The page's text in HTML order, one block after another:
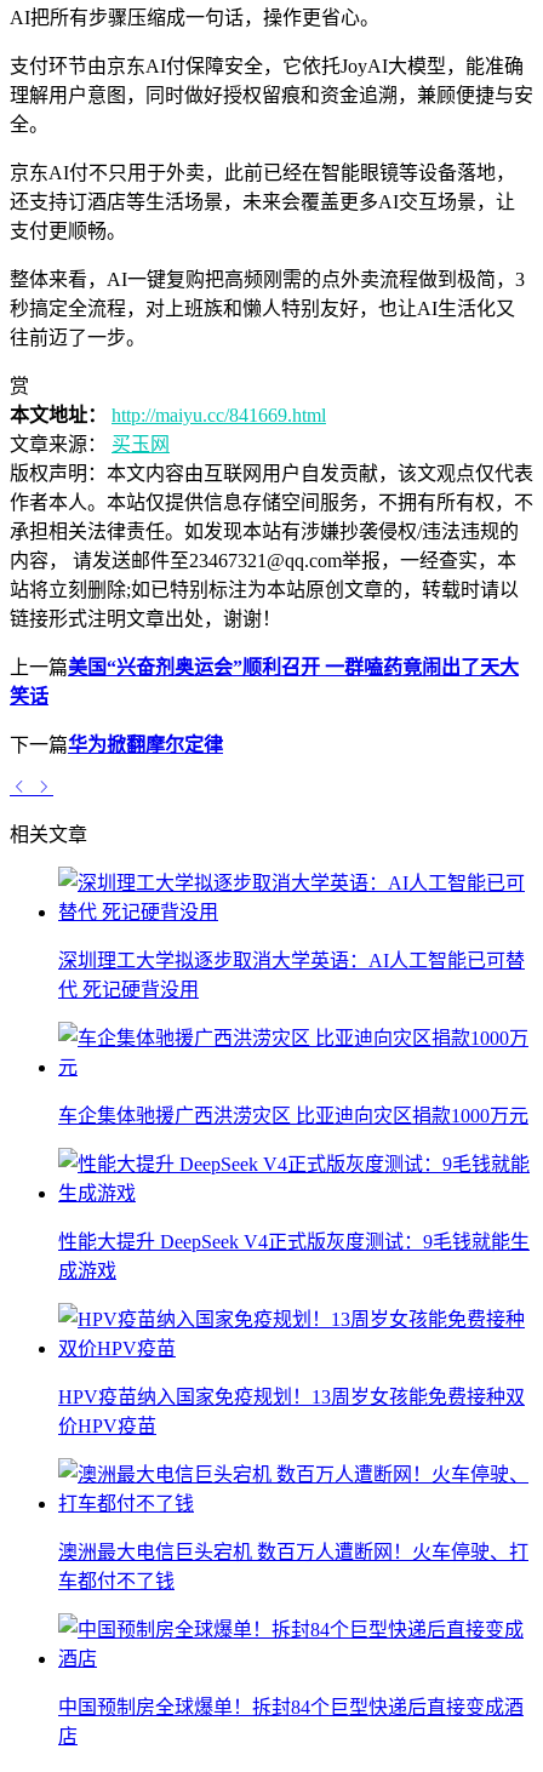
AI把所有步骤压缩成一句话，操作更省心。
支付环节由京东AI付保障安全，它依托JoyAI大模型，能准确
理解用户意图，同时做好授权留痕和资金追溯，兼顾便捷与安
全。
京东AI付不只用于外卖，此前已经在智能眼镜等设备落地，
还支持订酒店等生活场景，未来会覆盖更多AI交互场景，让
支付更顺畅。
整体来看，AI一键复购把高频刚需的点外卖流程做到极简，3
秒搞定全流程，对上班族和懒人特别友好，也让AI生活化又
往前迈了一步。
赏
本文地址：
http://maiyu.cc/841669.html
文章来源：
买玉网
版权声明： 本文内容由互联网用户自发贡献，该文观点仅代表
作者本人。本站仅提供信息存储空间服务，不拥有所有权，不
承担相关法律责任。如发现本站有涉嫌抄袭侵权/违法违规的
内容， 请发送邮件至23467321@qq.com举报，一经查实，本
站将立刻删除;如已特别标注为本站原创文章的，转载时请以
链接形式注明文章出处，谢谢！
上一篇美国“兴奋剂奥运会”顺利召开 一群嗑药竟闹出了天大
笑话
下一篇华为掀翻摩尔定律
相关文章
深圳理工大学拟逐步取消大学英语：AI人工智能已可替
代 死记硬背没用
车企集体驰援广西洪涝灾区 比亚迪向灾区捐款1000万元
性能大提升 DeepSeek V4正式版灰度测试：9毛钱就能生
成游戏
HPV疫苗纳入国家免疫规划！13周岁女孩能免费接种双
价HPV疫苗
澳洲最大电信巨头宕机 数百万人遭断网！火车停驶、打
车都付不了钱
中国预制房全球爆单！拆封84个巨型快递后直接变成酒
店